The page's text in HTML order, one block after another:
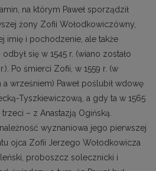
na którym Paweł sporządził
żony Zofii Wołodkowiczówny,
imię i pochodzenie, ale także
się w 1545 r. (wiano zostało
Po śmierci Zofii, w 1559 r. (w
wrześniem) Paweł poślubił wdowę
Tyszkiewiczową, a gdy ta w 1565
trzeci – z Anastazją Ogińską.
wyznaniowa jego pierwszej
ojca Zofii Jerzego Wołodkowicza
proboszcz solecznicki i